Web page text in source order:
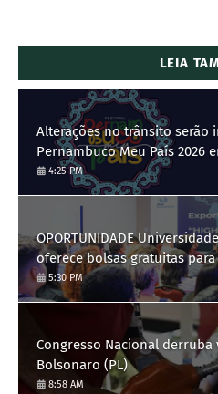
LEIA
Alterações no trânsito serão
Pernambuco Meu País 2026
a 3 de agosto
4:25 PM
OPORTUNIDADE
oferece bolsas gratuitas
saiba como se candidatar
5:30 PM
Congresso Nacional
Bolsonaro (PL)
8:58 AM